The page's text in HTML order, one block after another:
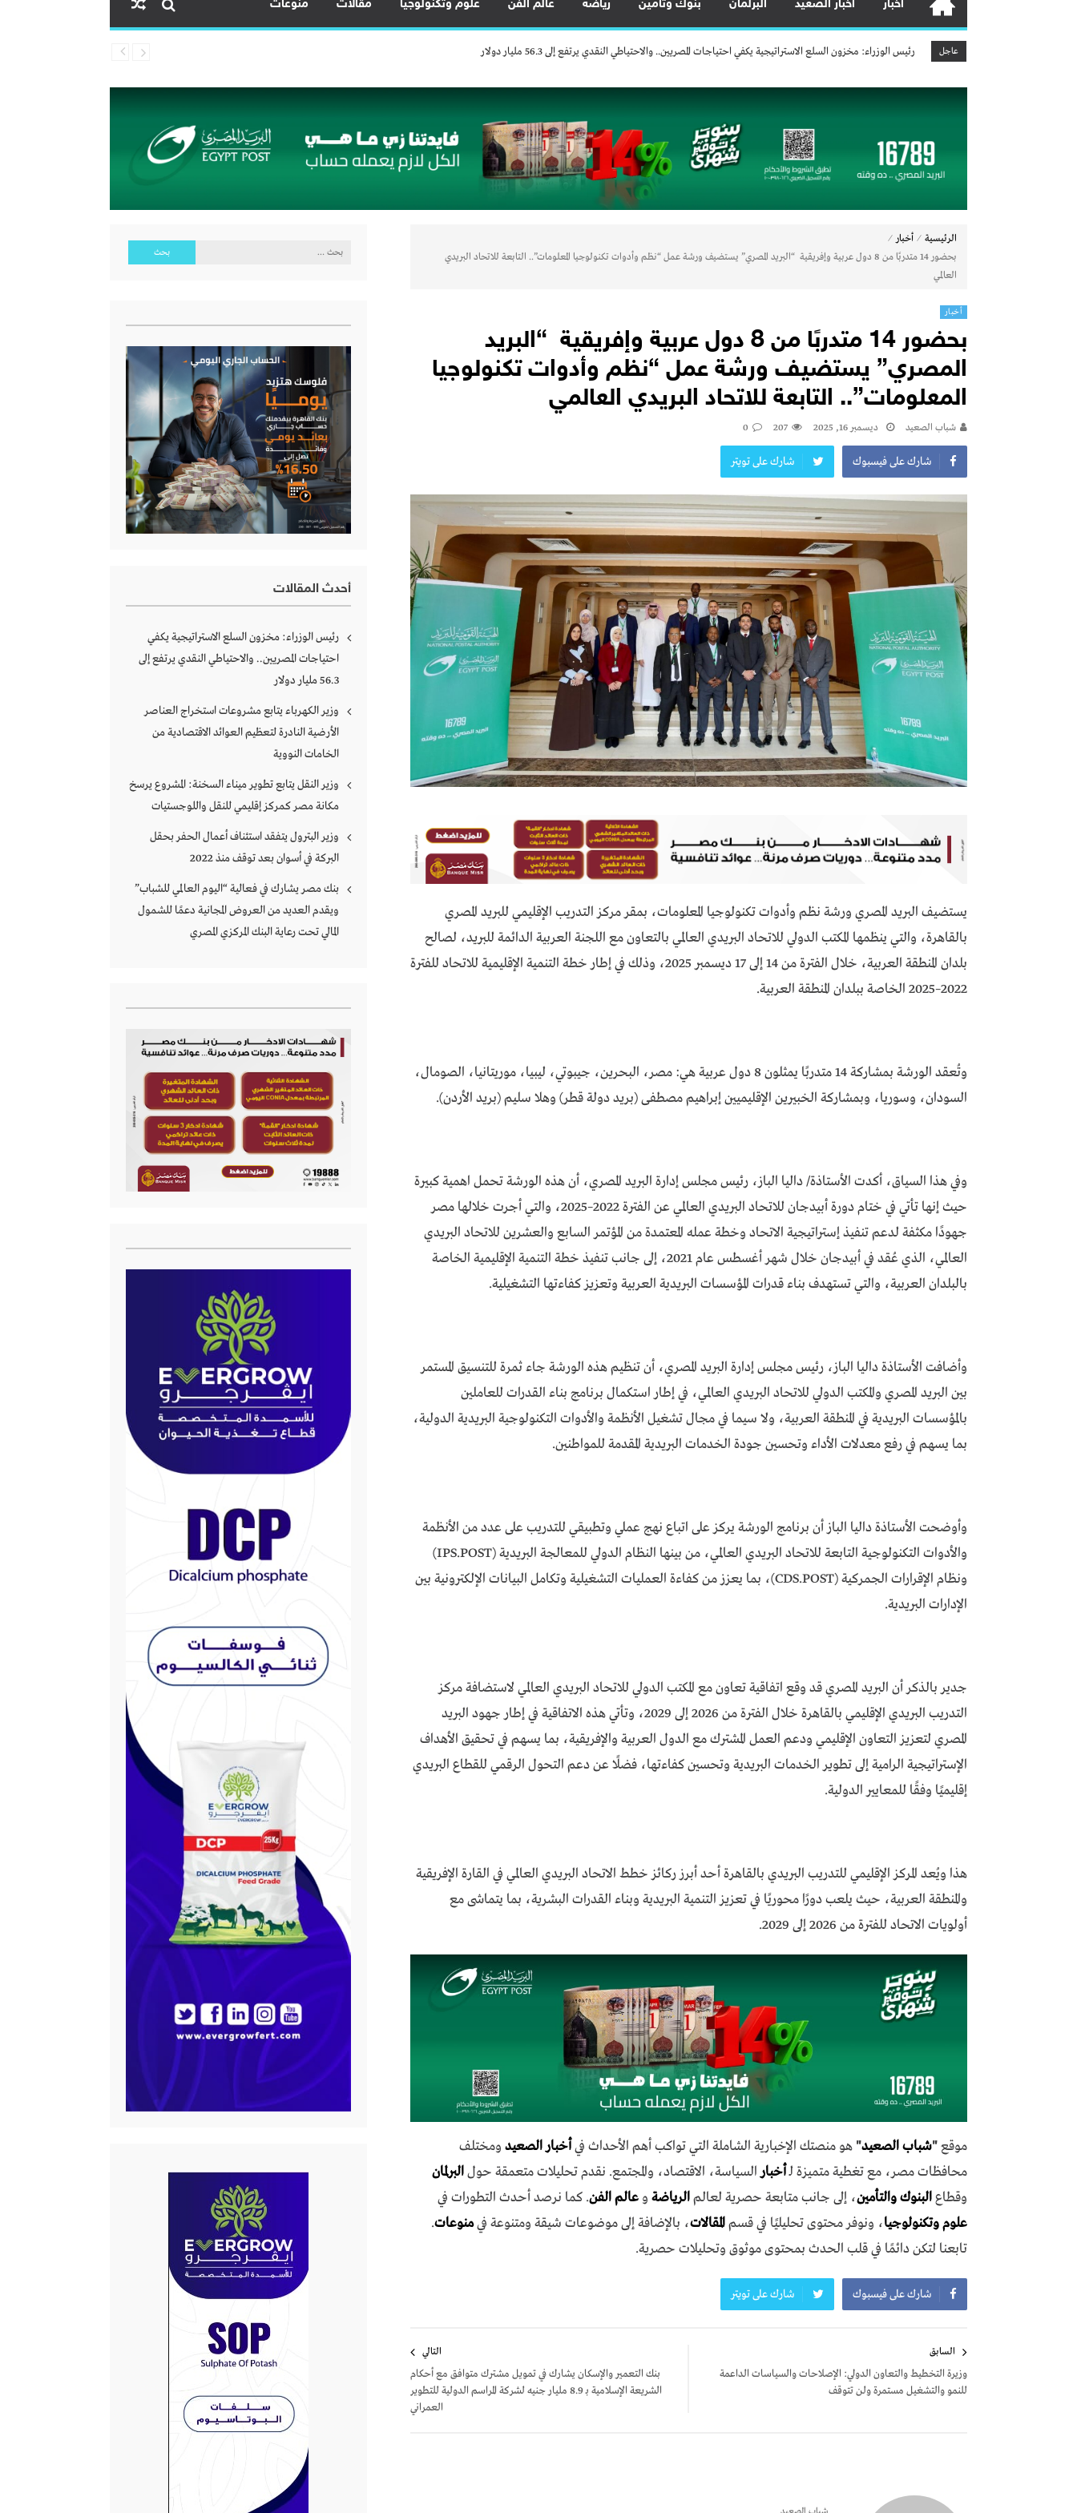
أخبار أخبار الصعيد البرلمان بنوك وتأمين رياضة عالم الفن علوم وتكنولوجيا مقالات منوعات
عـــاجـــل
وزير الكهرباء يتابع مشروعات استخراج العناصر الأرضية النادرة لتعظيم العوائد الاقتصادية من الخامات النووية
وزير النقل يتابع تطوير ميناء السخنة: المشروع يرسخ مكانة مصر كمركز إقليمي للنقل واللوجستيات
بنك مصر يشارك في فعالية “اليوم العالمي للشباب” ويقدم العديد من العروض المجانية دعمًا للشمول المالي تحت رعاية البنك المركزي المصري
مصرف أبوظبي الإسلامي – مصر يطلق عرضًا مميزًا على تمويل السيارات.. استلام فوري وكاش باك
هشام عز العرب ضمن قائمة أقوى 100 رئيس تنفيذي في الشرق الأوسط لعام 2026
چرمين عامر تنضم إلى منظمة G100 التابعة للرابطة النسائية العالمية All Ladies League عن الإعلام الرقمي والتجارة الإلكترونية
وزير الصناعة يبحث مع المجلس الرئاسي توطين تصنيع هياكل السيارات بالكامل وزيادة المكون المحلي
رئيس الوزراء يتابع خطة تطوير جهاز تنمية المشروعات لتعزيز ريادة الأعمال وزيادة الصادرات
وزير النقل يتابع تطوير ميناء السخنة: المشروع يرسخ مكانة مصر كمركز إقليمي للنقل واللوجستيات
الرئيسية ⁄ أخبار ⁄
بحضور 14 متدربًا من 8 دول عربية وإفريقية “البريد المصري” يستضيف ورشة عمل “نظم وأدوات تكنولوجيا المعلومات”.. التابعة للاتحاد البريدي
العالمي
أخبار
بحضور 14 متدربًا من 8 دول عربية وإفريقية “البريد
المصري” يستضيف ورشة عمل “نظم وأدوات تكنولوجيا
المعلومات”.. التابعة للاتحاد البريدي العالمي
شباب الصعيد ديسمبر 16, 2025 207
0
شارك على فيسبوك شارك على تويتر
يستضيف البريد المصري ورشة نظم وأدوات تكنولوجيا المعلومات، بمقر مركز التدريب الإقليمي للبريد المصري
بالقاهرة، والتي ينظمها المكتب الدولي للاتحاد البريدي العالمي بالتعاون مع اللجنة العربية الدائمة للبريد، لصالح
بلدان المنطقة العربية، خلال الفترة من 14 إلى 17 ديسمبر 2025، وذلك في إطار خطة التنمية الإقليمية للاتحاد للفترة
2022–2025 الخاصة ببلدان المنطقة العربية.
وتُعقد الورشة بمشاركة 14 متدربًا يمثلون 8 دول عربية هي: مصر، البحرين، جيبوتي، ليبيا، موريتانيا، الصومال،
السودان، وسوريا، وبمشاركة الخبيرين الإقليميين إبراهيم مصطفى (بريد دولة قطر) وهلا سليم (بريد الأردن).
وفي هذا السياق، أكدت الأستاذة/ داليا الباز، رئيس مجلس إدارة البريد المصري، أن هذه الورشة تحمل اهمية كبيرة
حيث إنها تأتي في ختام دورة أبيدجان للاتحاد البريدي العالمي عن الفترة 2022–2025، والتي أجرت خلالها مصر
جهودًا مكثفة لدعم تنفيذ إستراتيجية الاتحاد وخطة عمله المعتمدة من المؤتمر السابع والعشرين للاتحاد البريدي
العالمي، الذي عُقد في أبيدجان خلال شهر أغسطس عام 2021، إلى جانب تنفيذ خطة التنمية الإقليمية الخاصة
بالبلدان العربية، والتي تستهدف بناء قدرات المؤسسات البريدية العربية وتعزيز كفاءتها التشغيلية.
وأضافت الأستاذة داليا الباز، رئيس مجلس إدارة البريد المصري، أن تنظيم هذه الورشة جاء ثمرة للتنسيق المستمر
بين البريد المصري والمكتب الدولي للاتحاد البريدي العالمي، في إطار استكمال برنامج بناء القدرات للعاملين
بالمؤسسات البريدية في المنطقة العربية، ولا سيما في مجال تشغيل الأنظمة والأدوات التكنولوجية البريدية الدولية،
بما يسهم في رفع معدلات الأداء وتحسين جودة الخدمات البريدية المقدمة للمواطنين.
وأوضحت الأستاذة داليا الباز أن برنامج الورشة يركز على اتباع نهج عملي وتطبيقي للتدريب على عدد من الأنظمة
والأدوات التكنولوجية التابعة للاتحاد البريدي العالمي، من بينها النظام الدولي للمعالجة البريدية (IPS.POST)
ونظام الإقرارات الجمركية (CDS.POST)، بما يعزز من كفاءة العمليات التشغيلية وتكامل البيانات الإلكترونية بين
الإدارات البريدية.
جدير بالذكر أن البريد المصري قد وقع اتفاقية تعاون مع المكتب الدولي للاتحاد البريدي العالمي لاستضافة مركز
التدريب البريدي الإقليمي بالقاهرة خلال الفترة من 2026 إلى 2029، وتأتي هذه الاتفاقية في إطار جهود البريد
المصري لتعزيز التعاون الإقليمي ودعم العمل المشترك مع الدول العربية والإفريقية، بما يسهم في تحقيق الأهداف
الإستراتيجية الرامية إلى تطوير الخدمات البريدية وتحسين كفاءتها، فضلًا عن دعم التحول الرقمي للقطاع البريدي
إقليميًا وفقًا للمعايير الدولية.
هذا ويُعد المركز الإقليمي للتدريب البريدي بالقاهرة أحد أبرز ركائز خطط الاتحاد البريدي العالمي في القارة الإفريقية
والمنطقة العربية، حيث يلعب دورًا محوريًا في تعزيز التنمية البريدية وبناء القدرات البشرية، بما يتماشى مع
أولويات الاتحاد للفترة من 2026 إلى 2029.
موقع"شباب الصعيد" هو منصتك الإخبارية الشاملة التي تواكب أهم الأحداث فيأخبار الصعيد ومختلف
محافظات مصر، مع تغطية متميزة لـأخبارالسياسة، الاقتصاد، والمجتمع. نقدم تحليلات متعمقة حولالبرلمان
وقطاعالبنوك والتأمين، إلى جانب متابعة حصرية لعالمالرياضة و عالم الفن. كما نرصد أحدث التطورات في
علوم وتكنولوجيا، ونوفر محتوى تحليليًا في قسمالمقالات، بالإضافة إلى موضوعات شيقة ومتنوعة فيمنوعات.
تابعنا لتكن دائمًا في قلب الحدث بمحتوى موثوق وتحليلات حصرية.
شارك على فيسبوك شارك على تويتر
المقالات
السابق
وزيرة التخطيط والتعاون الدولي: الإصلاحات والسياسات الداعمة
للنمو والتشغيل مستمرة ولن تتوقف
التالي
بنك التعمير والإسكان يشارك في تمويل مشترك متوافق مع أحكام
الشريعة الإسلامية بـ 8.9 مليار جنيه لشركة المراسم الدولية للتطوير
العمراني
البحث
أحدث المقالات
رئيس الوزراء: مخزون السلع الاستراتيجية يكفي
احتياجات المصريين.. والاحتياطي النقدي يرتفع إلى
56.3 مليار دولار
وزير الكهرباء يتابع مشروعات استخراج العناصر
الأرضية النادرة لتعظيم العوائد الاقتصادية من
الخامات النووية
وزير النقل يتابع تطوير ميناء السخنة: المشروع يرسخ
مكانة مصر كمركز إقليمي للنقل واللوجستيات
وزير البترول يتفقد استئناف أعمال الحفر بحقل
البركة في أسوان بعد توقف منذ 2022
بنك مصر يشارك في فعالية “اليوم العالمي للشباب”
ويقدم العديد من العروض المجانية دعمًا للشمول
المالي تحت رعاية البنك المركزي المصري